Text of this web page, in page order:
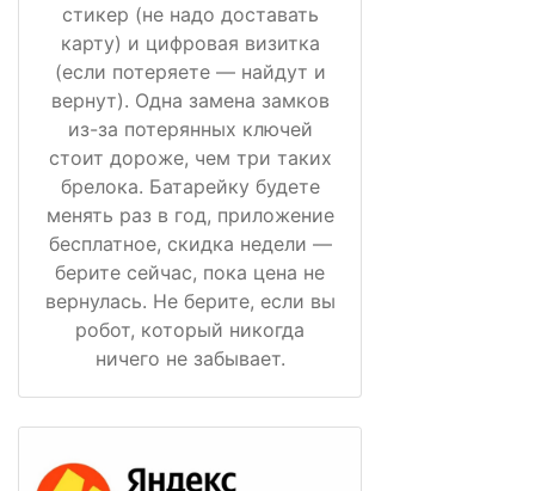
стикер (не надо доставать
карту) и цифровая визитка
(если потеряете — найдут и
вернут). Одна замена замков
из-за потерянных ключей
стоит дороже, чем три таких
брелока. Батарейку будете
менять раз в год, приложение
бесплатное, скидка недели —
берите сейчас, пока цена не
вернулась. Не берите, если вы
робот, который никогда
ничего не забывает.